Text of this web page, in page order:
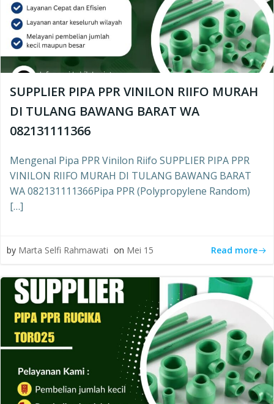
SUPPLIER PIPA PPR VINILON RIIFO MURAH
DI TULANG BAWANG BARAT WA
082131111366
Mengenal Pipa PPR Vinilon Riifo SUPPLIER PIPA PPR
VINILON RIIFO MURAH DI TULANG BAWANG BARAT
WA 082131111366Pipa PPR (Polypropylene Random)
[…]
by Marta Selfi Rahmawati on Mei 15 Read more